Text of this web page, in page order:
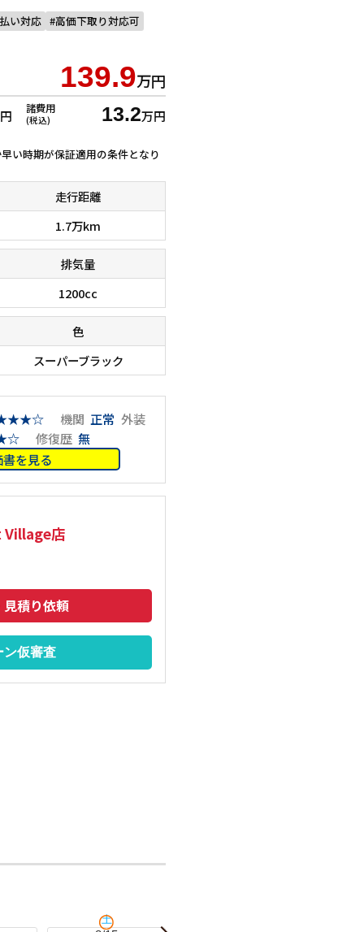
数６０００台！！ 欲しい車が、きっと見つかりま
のでご相談下さいませ。 ■□■□■
い対応
高価下取り対応可
139.9万円
諸費用
(税込) 13.2万円
い時期が保証適用の条件となり
走行距離
1.7万km
排気量
1200cc
色
スーパーブラック
機関 正常 外装
修復歴 無
を見る
Village店
積り依頼
ン仮審査
土